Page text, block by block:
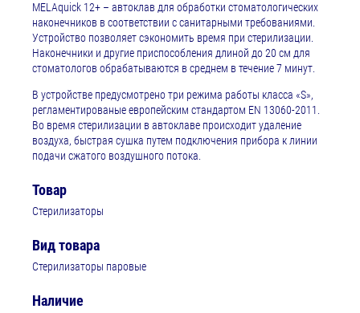
MELAquick 12+ – автоклав для обработки стоматологических
наконечников в соответствии с санитарными требованиями.
Устройство позволяет сэкономить время при стерилизации.
Наконечники и другие приспособления длиной до 20 см для
стоматологов обрабатываются в среднем в течение 7 минут.
В устройстве предусмотрено три режима работы класса «S»,
регламентированые европейским стандартом EN 13060-2011.
Во время стерилизации в автоклаве происходит удаление
воздуха, быстрая сушка путем подключения прибора к линии
подачи сжатого воздушного потока.
Товар
Стерилизаторы
Вид товара
Стерилизаторы паровые
Наличие